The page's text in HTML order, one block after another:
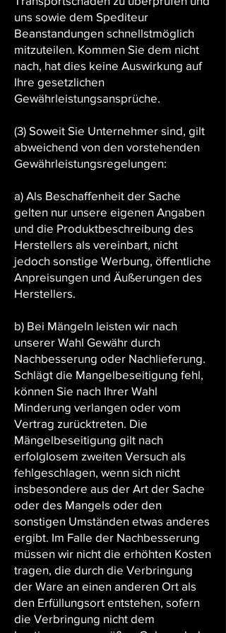
uns sowie dem Spediteur
Beanstandungen schnellstmöglich
mitzuteilen. Kommen Sie dem nicht
nach, hat dies keine Auswirkung auf
Ihre gesetzlichen
Gewährleistungsansprüche.
(3) Soweit Sie Unternehmer sind, gilt
abweichend von den vorstehenden
Gewährleistungsregelungen:
a) Als Beschaffenheit der Sache
gelten nur unsere eigenen Angaben
und die Produktbeschreibung des
Herstellers als vereinbart, nicht
jedoch sonstige Werbung, öffentliche
Anpreisungen und Äußerungen des
Herstellers.
b) Bei Mängeln leisten wir nach
unserer Wahl Gewähr durch
Nachbesserung oder Nachlieferung.
Schlägt die Mangelbeseitigung fehl,
können Sie nach Ihrer Wahl
Minderung verlangen oder vom
Vertrag zurücktreten. Die
Mängelbeseitigung gilt nach
erfolglosem zweiten Versuch als
fehlgeschlagen, wenn sich nicht
insbesondere aus der Art der Sache
oder des Mangels oder den
sonstigen Umständen etwas anderes
ergibt. Im Falle der Nachbesserung
müssen wir nicht die erhöhten Kosten
tragen, die durch die Verbringung
der Ware an einen anderen Ort als
den Erfüllungsort entstehen, sofern
die Verbringung nicht dem